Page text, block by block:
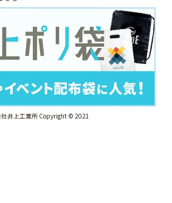
社井上工業所 Copyright © 2021